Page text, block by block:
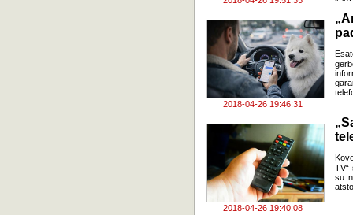
2018-04-26 19:46:31
2018-04-26 19:40:08
TV“
su